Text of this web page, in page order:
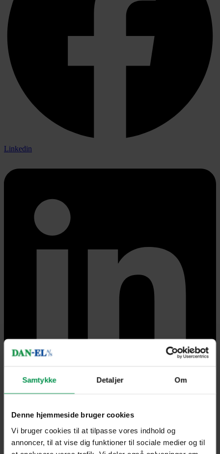
Samtykke Detaljer Om
Denne hjemmeside bruger cookies
Vi bruger cookies til at tilpasse vores indhold og
annoncer, til at vise dig funktioner til sociale medier og til
Linkedin
Hjem Om os Bliv lærling
Bliv lærling
Hos DAN-EL lægger vi stor vægt på, at